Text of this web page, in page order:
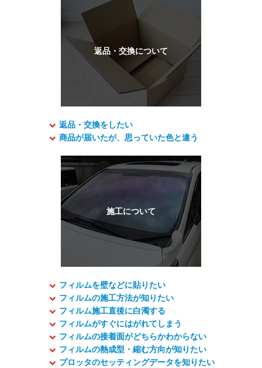
返品・交換をしたい
商品が届いたが、思っていた色と違う
フィルムを壁などに貼りたい
フィルムの施工方法が知りたい
フィルム施工直後に白濁する
フィルムがすぐにはがれてしまう
フィルムの接着面がどちらかわからない
フィルムの熱成型・縮む方向が知りたい
プロッタのセッティングデータを知りたい